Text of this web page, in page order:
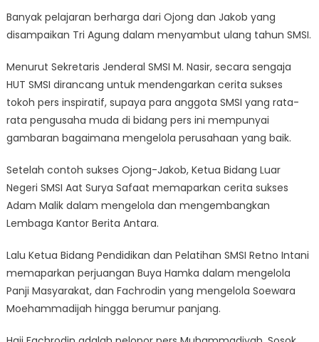
Banyak pelajaran berharga dari Ojong dan Jakob yang
disampaikan Tri Agung dalam menyambut ulang tahun SMSI.
Menurut Sekretaris Jenderal SMSI M. Nasir, secara sengaja
HUT SMSI dirancang untuk mendengarkan cerita sukses
tokoh pers inspiratif, supaya para anggota SMSI yang rata-
rata pengusaha muda di bidang pers ini mempunyai
gambaran bagaimana mengelola perusahaan yang baik.
Setelah contoh sukses Ojong-Jakob, Ketua Bidang Luar
Negeri SMSI Aat Surya Safaat memaparkan cerita sukses
Adam Malik dalam mengelola dan mengembangkan
Lembaga Kantor Berita Antara.
Lalu Ketua Bidang Pendidikan dan Pelatihan SMSI Retno Intani
memaparkan perjuangan Buya Hamka dalam mengelola
Panji Masyarakat, dan Fachrodin yang mengelola Soewara
Moehammadijah hingga berumur panjang.